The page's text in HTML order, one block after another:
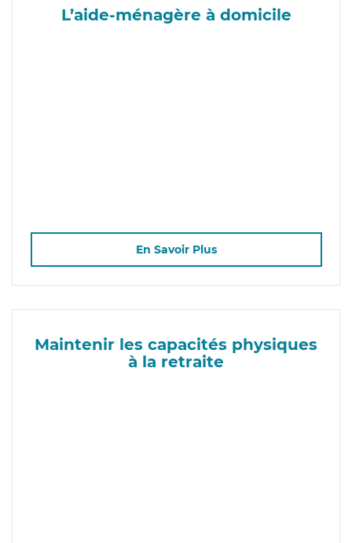
L’aide-ménagère à domicile
En Savoir Plus
Maintenir les capacités physiques
à la retraite